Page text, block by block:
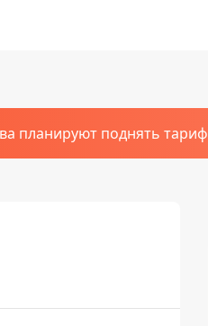
планируют поднять тариф